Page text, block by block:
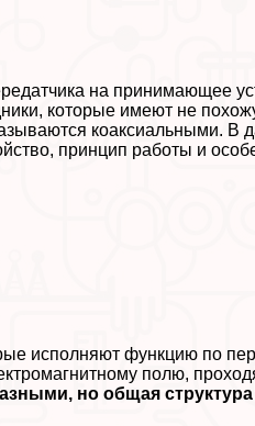
на принимающее
которые имеют не
коаксиальными. В
принцип работы и
исполняют функцию по
полю,
но общая структура